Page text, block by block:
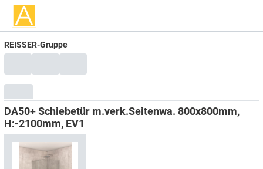
REISSER-Gruppe
DA50+ Schiebetür m.verk.Seitenwa. 800x800mm,
H:-2100mm, EV1